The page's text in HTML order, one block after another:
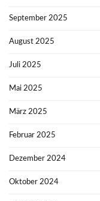
September 2025
August 2025
Juli 2025
Mai 2025
März 2025
Februar 2025
Dezember 2024
Oktober 2024